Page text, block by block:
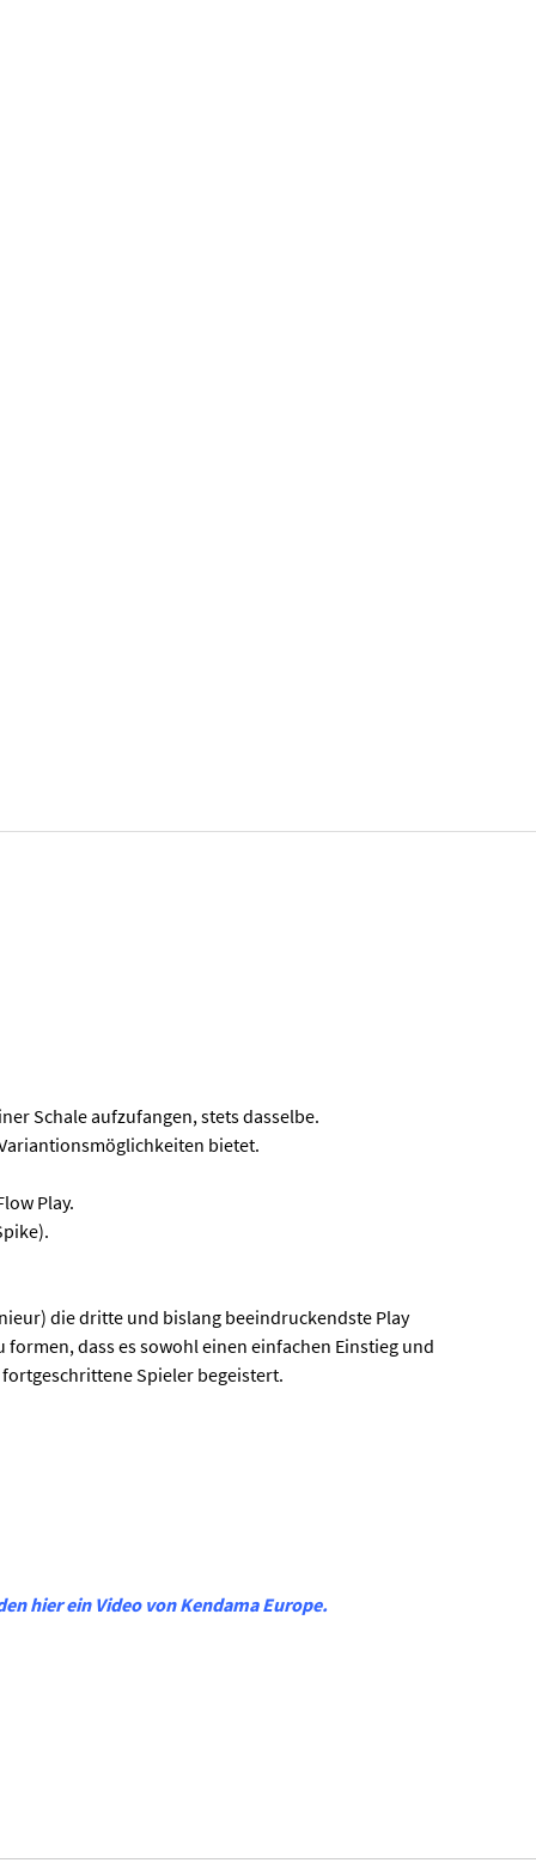
Schale aufzufangen, stets dasselbe.
bietet.
Play.
die dritte und bislang beeindruckendste Play
dass es sowohl einen einfachen Einstieg und
Spieler begeistert.
hier ein Video von Kendama Europe.